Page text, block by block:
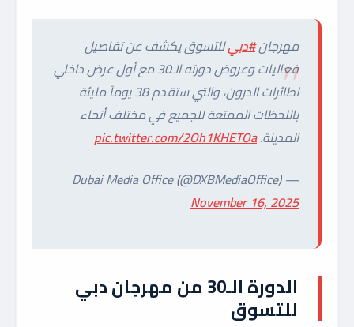
مهرجان#دبيللتسوق يكشف عن تفاصيل
فعاليات وعروض دورته الـ30 مع أول عرض داخلي
لطائرات الدرون، والتي ستقدم 38 يوماً مليئة
باللحظات الممتعة للجميع في مختلف أنحاء
المدينة.pic.twitter.com/2Oh1KHETOa
— Dubai Media Office (@DXBMediaOffice)
November 16, 2025
الدورة الـ30 من مهرجان دبي
للتسوق